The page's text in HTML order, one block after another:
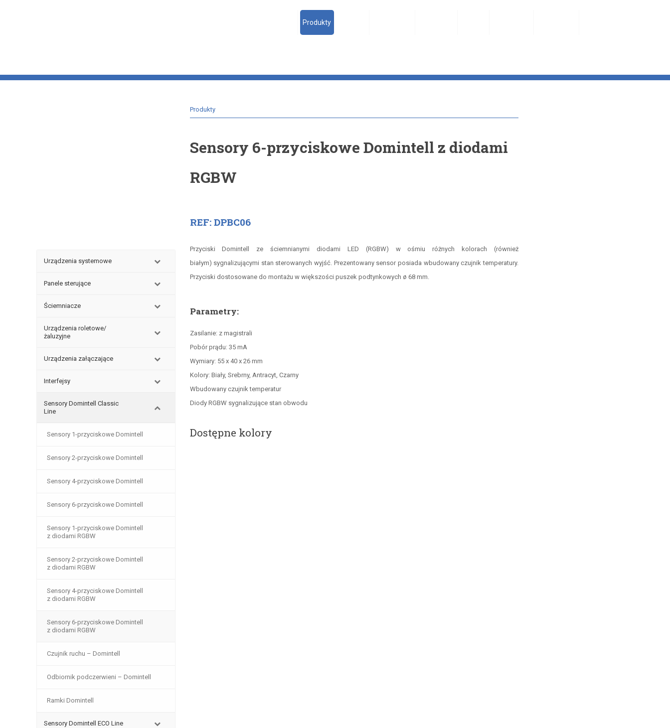
Produkty
Urządzenia systemowe
Panele sterujące
Ściemniacze
Urządzenia roletowe/
żaluzyjne
Urządzenia załączające
Interfejsy
Sensory Domintell Classic
Line
Sensory 1-przyciskowe Domintell
Sensory 2-przyciskowe Domintell
Sensory 4-przyciskowe Domintell
Sensory 6-przyciskowe Domintell
Sensory 1-przyciskowe Domintell
z diodami RGBW
Sensory 2-przyciskowe Domintell
z diodami RGBW
Sensory 4-przyciskowe Domintell
z diodami RGBW
Sensory 6-przyciskowe Domintell
z diodami RGBW
Czujnik ruchu – Domintell
Odbiornik podczerwieni – Domintell
Ramki Domintell
Sensory Domintell ECO Line
Produkty
Sensory 6-przyciskowe Domintell z diodami
RGBW
REF: DPBC06
Przyciski Domintell ze ściemnianymi diodami LED (RGBW) w ośmiu różnych kolorach (również
białym) sygnalizującymi stan sterowanych wyjść. Prezentowany sensor posiada wbudowany czujnik temperatury.
Przyciski dostosowane do montażu w większości puszek podtynkowych ø 68 mm.
Parametry:
Zasilanie: z magistrali
Pobór prądu: 35 mA
Wymiary: 55 x 40 x 26 mm
Kolory: Biały, Srebrny, Antracyt, Czarny
Wbudowany czujnik temperatur
Diody RGBW sygnalizujące stan obwodu
Dostępne kolory